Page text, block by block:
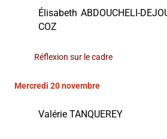
Élisabeth ABDOUCHELI-
COZ
Réflexion sur le cadre
Mercredi 20 novembre
Valérie TANQUEREY